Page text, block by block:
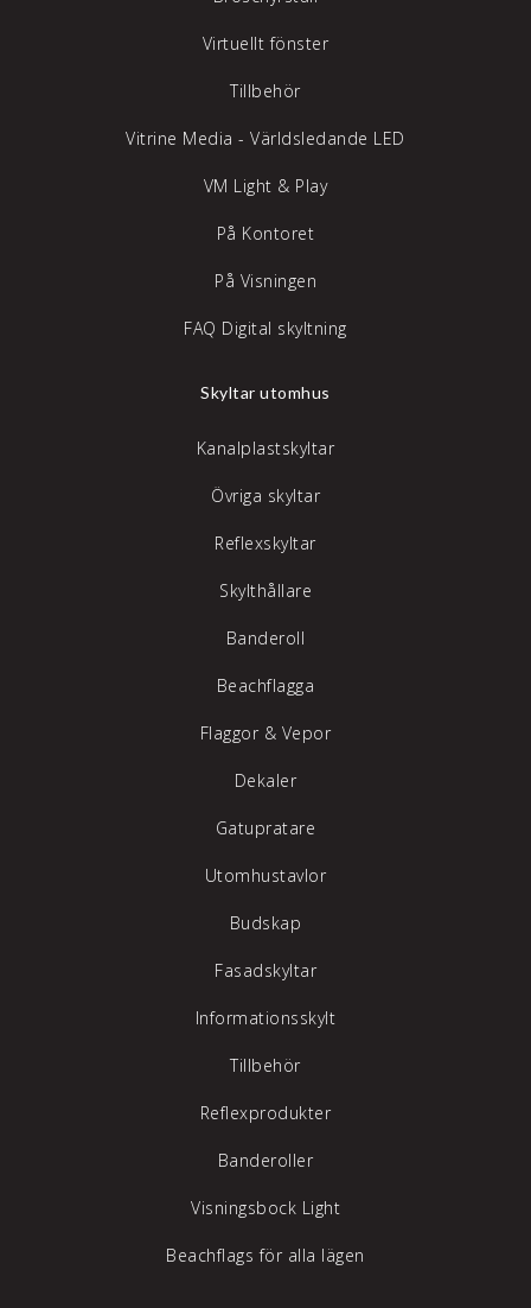
Virtuellt fönster
Tillbehör
Vitrine Media - Världsledande LED
VM Light & Play
På Kontoret
På Visningen
FAQ Digital skyltning
Skyltar utomhus
Kanalplastskyltar
Övriga skyltar
Reflexskyltar
Skylthållare
Banderoll
Beachflagga
Flaggor & Vepor
Dekaler
Gatupratare
Utomhustavlor
Budskap
Fasadskyltar
Informationsskylt
Tillbehör
Reflexprodukter
Banderoller
Visningsbock Light
Beachflags för alla lägen